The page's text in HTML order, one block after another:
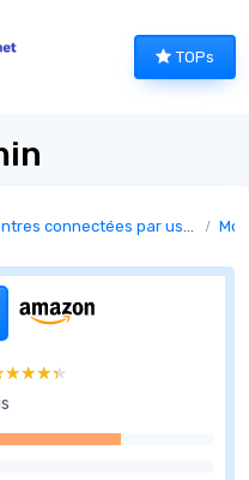
TOPs
connectées par usage